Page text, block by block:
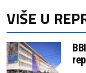
VIŠE U